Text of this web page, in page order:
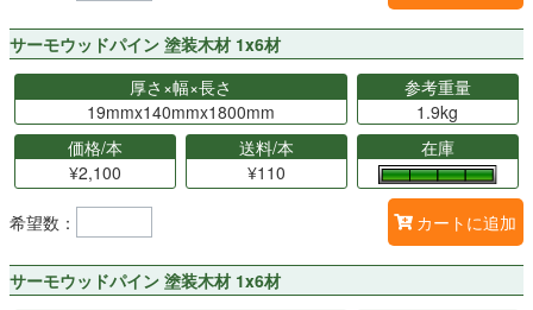
サーモウッドパイン 塗装木材 1x6材
厚さ×幅×長さ
19mmx140mmx1800mm
参考重量
1.9kg
価格/本
¥2,100
送料/本
¥110
在庫
希望数： カートに追加
サーモウッドパイン 塗装木材 1x6材